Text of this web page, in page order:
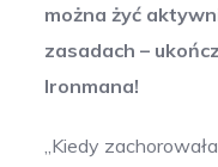
można żyć
zasadach –
Ironmana!
„Kiedy